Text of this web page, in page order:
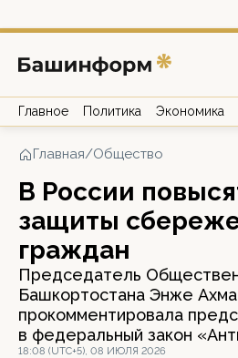
Главное Политика Экономика
Главная/Общество
В России
защиты
граждан
Председатель
Башкортостана Энже
прокомментировала
в федеральный закон
18:08 (UTC+5), 08 ИЮЛЯ 2026